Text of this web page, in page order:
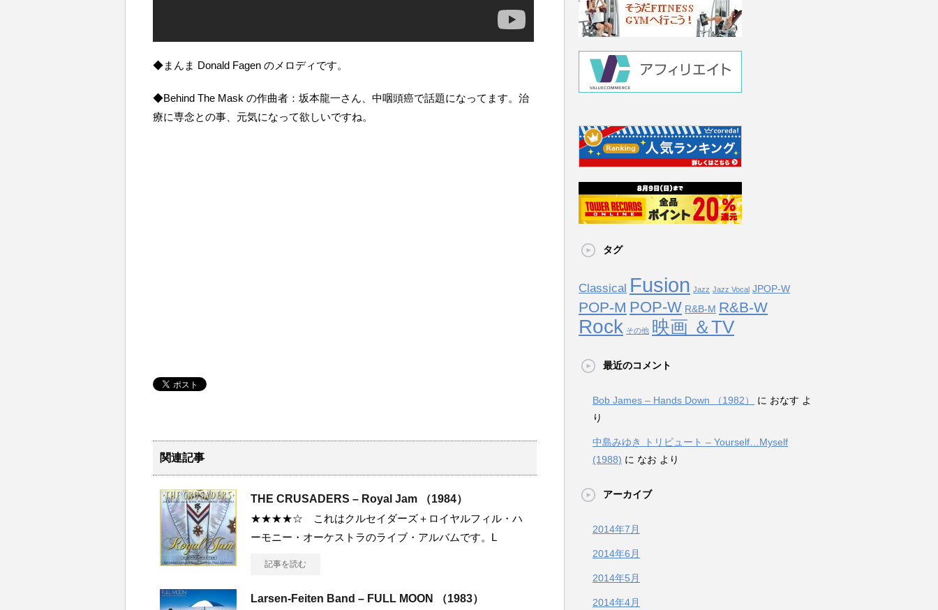
◆まんま Donald Fagen のメロディです。
◆Behind The Mask の作曲者：坂本龍一さん、中咽頭癌で話題になってます。治
療に専念との事、元気になって欲しいですね。
関連記事
THE CRUSADERS – Royal Jam （1984）
★★★★☆ これはクルセイダーズ＋ロイヤルフィル・ハ
ーモニー・オーケストラのライブ・アルバムです。L
記事を読む
Larsen-Feiten Band – FULL MOON （1983）
タグ
Classical Fusion Jazz Jazz Vocal JPOP-W
POP-M POP-W R&B-M R&B-W
Rock その他 映画 ＆TV
最近のコメント
Bob James – Hands Down （1982）
に おなす よ
り
中島みゆき トリビュート – Yourself…Myself
(1988) に なお より
アーカイブ
2014年7月
2014年6月
2014年5月
2014年4月